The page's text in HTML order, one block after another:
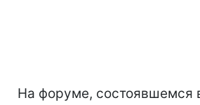
На форуме, состоявшемся